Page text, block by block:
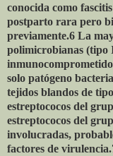
conocida como
postparto rara pero
previamente.6 La
polimicrobianas (tipo
solo patógeno
tejidos blandos de
estreptococos del
estreptococos del
involucradas,
factores de